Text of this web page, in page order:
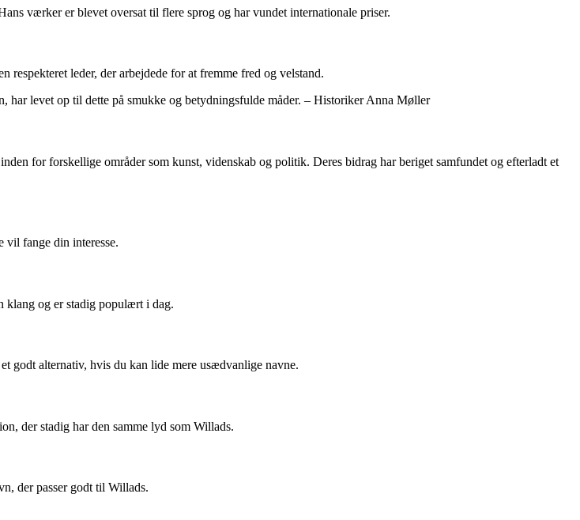
værker er blevet oversat til flere sprog og har vundet internationale priser.
respekteret leder, der arbejdede for at fremme fred og velstand.
har levet op til dette på smukke og betydningsfulde måder. – Historiker Anna Møller
for forskellige områder som kunst, videnskab og politik. Deres bidrag har beriget samfundet og efterladt et
vil fange din interesse.
klang og er stadig populært i dag.
godt alternativ, hvis du kan lide mere usædvanlige navne.
der stadig har den samme lyd som Willads.
der passer godt til Willads.